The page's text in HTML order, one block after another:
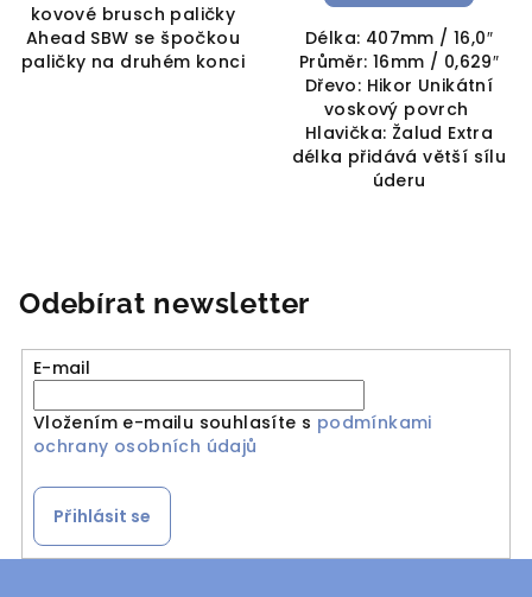
kovové brusch paličky
Ahead SBW se špočkou
paličky na druhém konci
Délka: 407mm / 16,0″
Průměr: 16mm / 0,629″
Dřevo: Hikor Unikátní
voskový povrch
Hlavička: Žalud Extra
délka přidává větší sílu
úderu
Odebírat newsletter
E-mail
Vložením e-mailu souhlasíte s podmínkami
ochrany osobních údajů
Přihlásit se